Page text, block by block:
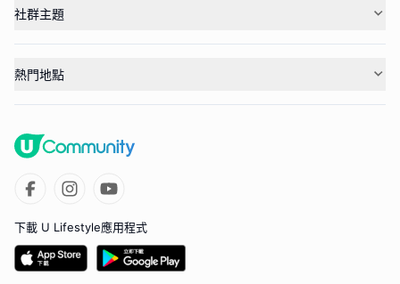
社群主題
熱門地點
下載 U Lifestyle應用程式